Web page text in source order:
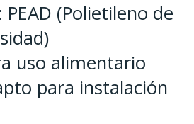
(Polietileno de
uso alimentario
para instalación